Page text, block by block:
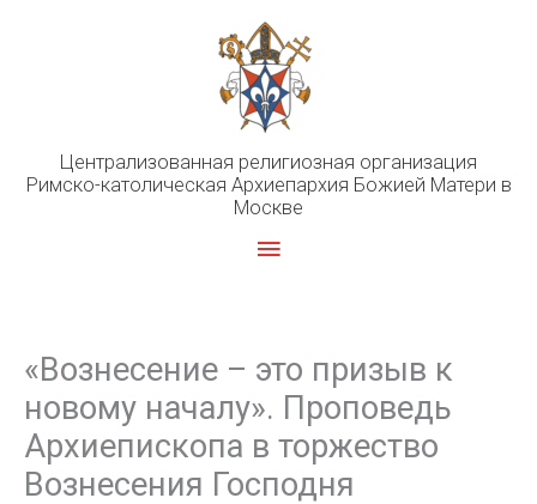
Централизованная религиозная организация
Римско-католическая Архиепархия Божией Матери в
Москве
Главное
«Вознесение – это призыв к
новому началу». Проповедь
Архиепископа в торжество
Вознесения Господня